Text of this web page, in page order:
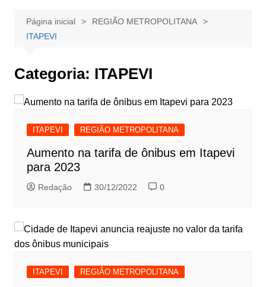
Página inicial
REGIÃO METROPOLITANA
ITAPEVI
Categoria: ITAPEVI
ITAPEVI REGIÃO METROPOLITANA
Aumento na tarifa de ônibus em Itapevi
para 2023
Redação 30/12/2022 0
ITAPEVI REGIÃO METROPOLITANA